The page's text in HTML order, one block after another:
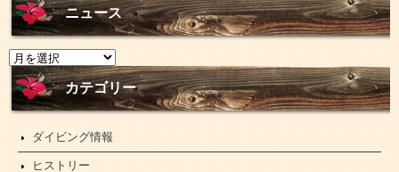
ニュース
ニ
ュ
ー
カテゴリー
ダイビング情報
ヒストリー